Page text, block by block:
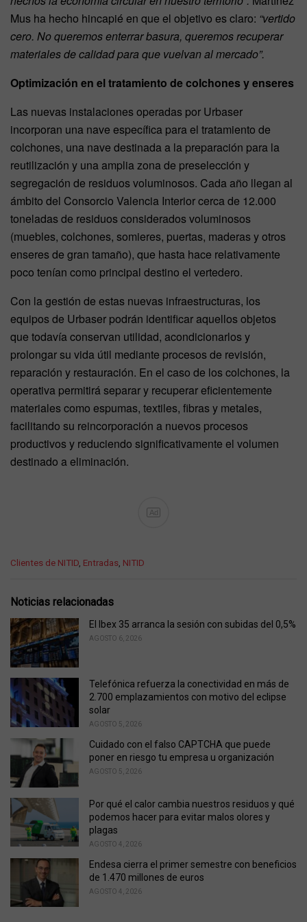
Mus ha hecho hincapié en que el objetivo es claro: “vertido
cero. No queremos enterrar basura, queremos recuperar
materiales de calidad para que vuelvan al mercado”.
Optimización en el tratamiento de colchones y enseres
Las nuevas instalaciones operadas por Urbaser
incorporan una nave específica para el tratamiento de
colchones, una nave destinada a la preparación para la
reutilización y una amplia zona de preselección y
segregación de residuos voluminosos. Cada año llegan al
ámbito del Consorcio Valencia Interior cerca de 12.000
toneladas de residuos considerados voluminosos
(muebles, colchones, somieres, puertas, maderas y otros
enseres de gran tamaño), que hasta hace relativamente
poco tenían como principal destino el vertedero.
Con la gestión de estas nuevas infraestructuras, los
equipos de Urbaser podrán identificar aquellos objetos
que todavía conservan utilidad, acondicionarlos y
prolongar su vida útil mediante procesos de revisión,
reparación y restauración. En el caso de los colchones, la
operativa permitirá separar y recuperar eficientemente
materiales como espumas, textiles, fibras y metales,
facilitando su reincorporación a nuevos procesos
productivos y reduciendo significativamente el volumen
destinado a eliminación.
Ad
C
e
o
r
i
e
:
Clientes de NITID, Entradas, NITID
Noticias relacionadas
El Ibex 35 arranca la sesión con subidas del 0,5%
AGOSTO 6, 2026
Telefónica refuerza la conectividad en más de
2.700 emplazamientos con motivo del eclipse
solar
AGOSTO 5, 2026
Cuidado con el falso CAPTCHA que puede
poner en riesgo tu empresa u organización
AGOSTO 5, 2026
Por qué el calor cambia nuestros residuos y qué
podemos hacer para evitar malos olores y
plagas
AGOSTO 4, 2026
Endesa cierra el primer semestre con beneficios
de 1.470 millones de euros
AGOSTO 4, 2026